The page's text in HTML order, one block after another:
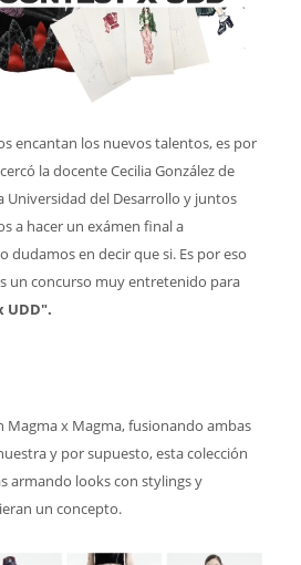
encantan los nuevos talentos, es por
la docente Cecilia González de
Universidad del Desarrollo y juntos
a hacer un exámen final a
dudamos en decir que si. Es por eso
un concurso muy entretenido para
UDD".
Magma x Magma, fusionando ambas
y por supuesto, esta colección
armando looks con stylings y
un concepto.